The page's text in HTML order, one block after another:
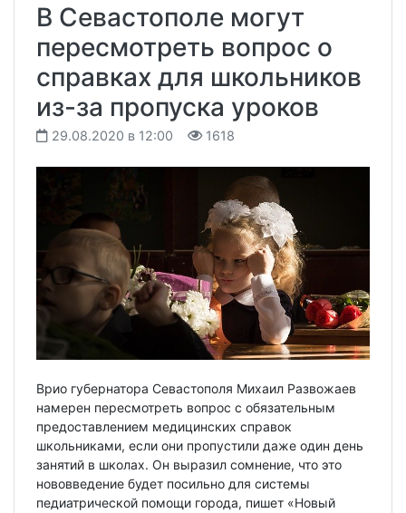
В Севастополе могут
пересмотреть вопрос о
справках для школьников
из-за пропуска уроков
29.08.2020 в 12:00 1618
Врио губернатора Севастополя Михаил Развожаев
намерен пересмотреть вопрос с обязательным
предоставлением медицинских справок
школьниками, если они пропустили даже один день
занятий в школах. Он выразил сомнение, что это
нововведение будет посильно для системы
педиатрической помощи города, пишет «Новый